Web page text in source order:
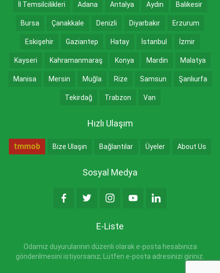
İl Temsilcilikleri Adana Antalya Aydın Balıkesir
Bursa Çanakkale Denizli Diyarbakır Erzurum
Eskişehir Gaziantep Hatay İstanbul İzmir
Kayseri Kahramanmaraş Konya Mardin Malatya
Manisa Mersin Muğla Rize Samsun Şanlıurfa
Tekirdağ Trabzon Van
Hızlı Ulaşım
tmmob Bize Ulaşın Bağlantılar Üyeler About Us
Sosyal Medya
E-Liste
Odamız duyurularının düzenli olarak e-posta hesabınıza
gönderilmesini istiyorsanız; Lütfen e-posta adresinizi giriniz.